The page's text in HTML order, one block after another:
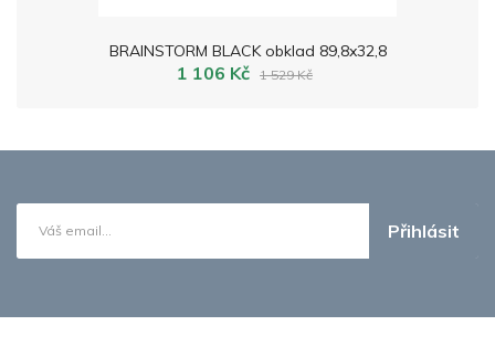
BRAINSTORM BLACK obklad 89,8x32,8
1 106 Kč 1 529 Kč
Přihlásit